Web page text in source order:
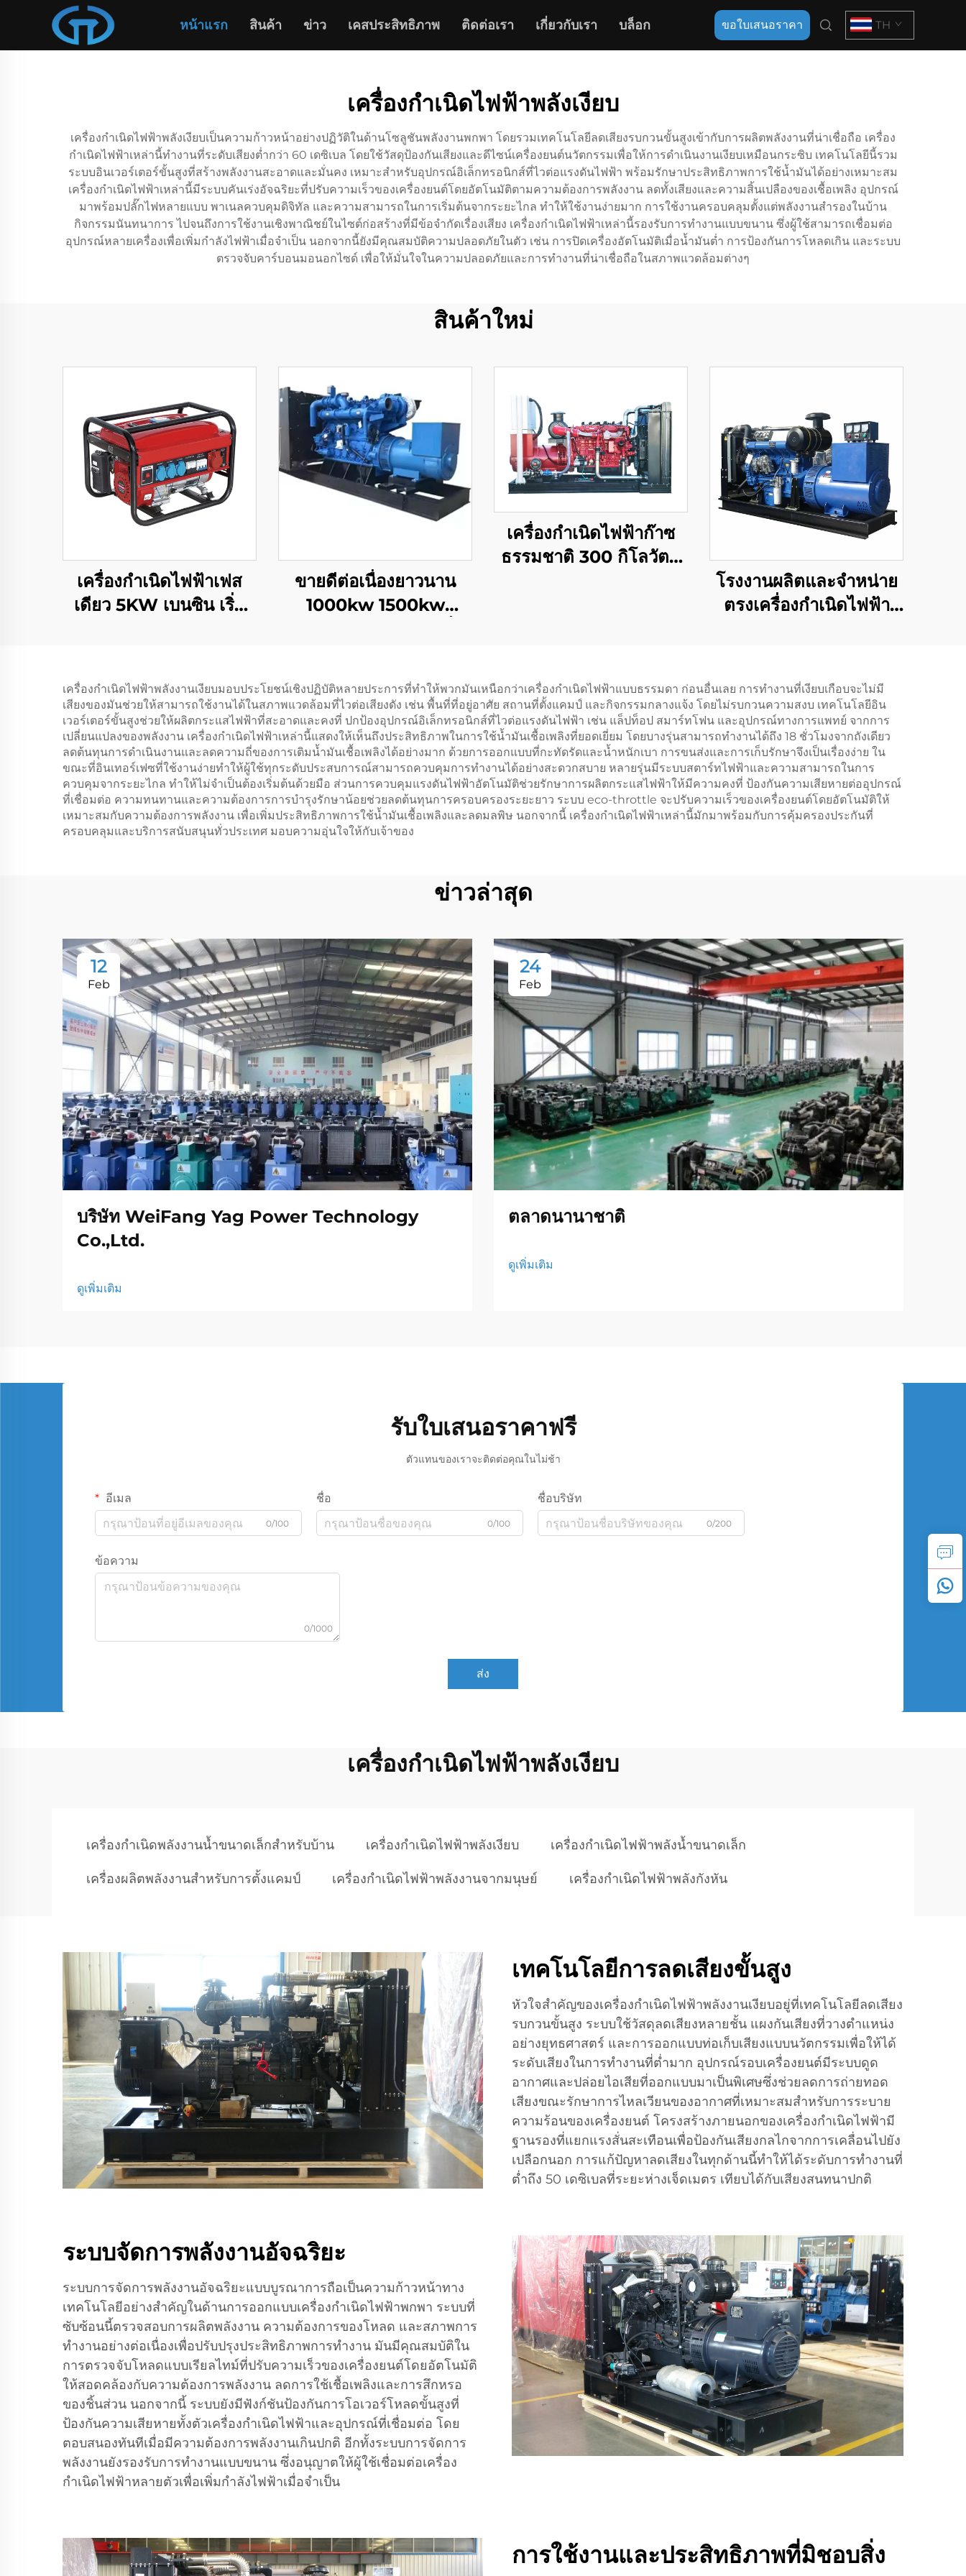
หน้าแรก สินค้า ข่าว เคสประสิทธิภาพ ติดต่อเรา เกี่ยวกับเรา บล็อก ขอใบเสนอราคา TH
เครื่องกำเนิดไฟฟ้าพลังเงียบ
เครื่องกำเนิดไฟฟ้าพลังเงียบเป็นความก้าวหน้าอย่างปฏิวัติในด้านโซลูชันพลังงานพกพา โดยรวมเทคโนโลยีลดเสียงรบกวนขั้นสูงเข้ากับการผลิตพลังงานที่น่าเชื่อถือ เครื่อง
กำเนิดไฟฟ้าเหล่านี้ทำงานที่ระดับเสียงต่ำกว่า 60 เดซิเบล โดยใช้วัสดุป้องกันเสียงและดีไซน์เครื่องยนต์นวัตกรรมเพื่อให้การดำเนินงานเงียบเหมือนกระซิบ เทคโนโลยีนี้รวม
ระบบอินเวอร์เตอร์ขั้นสูงที่สร้างพลังงานสะอาดและมั่นคง เหมาะสำหรับอุปกรณ์อิเล็กทรอนิกส์ที่ไวต่อแรงดันไฟฟ้า พร้อมรักษาประสิทธิภาพการใช้น้ำมันได้อย่างเหมาะสม
เครื่องกำเนิดไฟฟ้าเหล่านี้มีระบบคันเร่งอัจฉริยะที่ปรับความเร็วของเครื่องยนต์โดยอัตโนมัติตามความต้องการพลังงาน ลดทั้งเสียงและความสิ้นเปลืองของเชื้อเพลิง อุปกรณ์
มาพร้อมปลั๊กไฟหลายแบบ พาเนลควบคุมดิจิทัล และความสามารถในการเริ่มต้นจากระยะไกล ทำให้ใช้งานง่ายมาก การใช้งานครอบคลุมตั้งแต่พลังงานสำรองในบ้าน
กิจกรรมนันทนาการ ไปจนถึงการใช้งานเชิงพาณิชย์ในไซต์ก่อสร้างที่มีข้อจำกัดเรื่องเสียง เครื่องกำเนิดไฟฟ้าเหล่านี้รองรับการทำงานแบบขนาน ซึ่งผู้ใช้สามารถเชื่อมต่อ
อุปกรณ์หลายเครื่องเพื่อเพิ่มกำลังไฟฟ้าเมื่อจำเป็น นอกจากนี้ยังมีคุณสมบัติความปลอดภัยในตัว เช่น การปิดเครื่องอัตโนมัติเมื่อน้ำมันต่ำ การป้องกันการโหลดเกิน และระบบ
ตรวจจับคาร์บอนมอนอกไซด์ เพื่อให้มั่นใจในความปลอดภัยและการทำงานที่น่าเชื่อถือในสภาพแวดล้อมต่างๆ
สินค้าใหม่
เครื่องกำเนิดไฟฟ้าเฟส
เดียว 5KW เบนซิน เริ่ม
อากาศ กำลังไฟ 650W
ใช้งานภายในบ้านและ
กลางแจ้ง ความถี่อัตโนมัติ
50HZ/60HZ
ขายดีต่อเนื่องยาวนาน
1000kw 1500kw
ธรรมชาติ
เครื่องกำเนิดไฟฟ้าก๊าซ
ธรรมชาติ 300 กิโลวัตต์
โรงงานผลิตและจำหน่าย
ตรงเครื่องกำเนิดไฟฟ้า
เครื่องกำเนิดไฟฟ้าพลังงานเงียบมอบประโยชน์เชิงปฏิบัติหลายประการที่ทำให้พวกมันเหนือกว่าเครื่องกำเนิดไฟฟ้าแบบธรรมดา ก่อนอื่นเลย การทำงานที่เงียบเกือบจะไม่มี
เสียงของมันช่วยให้สามารถใช้งานได้ในสภาพแวดล้อมที่ไวต่อเสียงดัง เช่น พื้นที่ที่อยู่อาศัย สถานที่ตั้งแคมป์ และกิจกรรมกลางแจ้ง โดยไม่รบกวนความสงบ เทคโนโลยีอิน
เวอร์เตอร์ขั้นสูงช่วยให้ผลิตกระแสไฟฟ้าที่สะอาดและคงที่ ปกป้องอุปกรณ์อิเล็กทรอนิกส์ที่ไวต่อแรงดันไฟฟ้า เช่น แล็ปท็อป สมาร์ทโฟน และอุปกรณ์ทางการแพทย์ จากการ
เปลี่ยนแปลงของพลังงาน เครื่องกำเนิดไฟฟ้าเหล่านี้แสดงให้เห็นถึงประสิทธิภาพในการใช้น้ำมันเชื้อเพลิงที่ยอดเยี่ยม โดยบางรุ่นสามารถทำงานได้ถึง 18 ชั่วโมงจากถังเดียว
ลดต้นทุนการดำเนินงานและลดความถี่ของการเติมน้ำมันเชื้อเพลิงได้อย่างมาก ด้วยการออกแบบที่กะทัดรัดและน้ำหนักเบา การขนส่งและการเก็บรักษาจึงเป็นเรื่องง่าย ใน
ขณะที่อินเทอร์เฟซที่ใช้งานง่ายทำให้ผู้ใช้ทุกระดับประสบการณ์สามารถควบคุมการทำงานได้อย่างสะดวกสบาย หลายรุ่นมีระบบสตาร์ทไฟฟ้าและความสามารถในการ
ควบคุมจากระยะไกล ทำให้ไม่จำเป็นต้องเริ่มต้นด้วยมือ ส่วนการควบคุมแรงดันไฟฟ้าอัตโนมัติช่วยรักษาการผลิตกระแสไฟฟ้าให้มีความคงที่ ป้องกันความเสียหายต่ออุปกรณ์
ที่เชื่อมต่อ ความทนทานและความต้องการการบำรุงรักษาน้อยช่วยลดต้นทุนการครอบครองระยะยาว ระบบ eco-throttle จะปรับความเร็วของเครื่องยนต์โดยอัตโนมัติให้
เหมาะสมกับความต้องการพลังงาน เพื่อเพิ่มประสิทธิภาพการใช้น้ำมันเชื้อเพลิงและลดมลพิษ นอกจากนี้ เครื่องกำเนิดไฟฟ้าเหล่านี้มักมาพร้อมกับการคุ้มครองประกันที่
ครอบคลุมและบริการสนับสนุนทั่วประเทศ มอบความอุ่นใจให้กับเจ้าของ
ข่าวล่าสุด
12
Feb
บริษัท WeiFang Yag Power Technology
Co.,Ltd.
ดูเพิ่มเติม
24
Feb
ตลาดนานาชาติ
ดูเพิ่มเติม
รับใบเสนอราคาฟรี
ตัวแทนของเราจะติดต่อคุณในไม่ช้า
อีเมล
0/100
ชื่อ
0/100
ชื่อบริษัท
0/200
ข้อความ
0/1000
ส่ง
เครื่องกำเนิดไฟฟ้าพลังเงียบ
เครื่องกำเนิดพลังงานน้ำขนาดเล็กสำหรับบ้าน เครื่องกำเนิดไฟฟ้าพลังเงียบ เครื่องกำเนิดไฟฟ้าพลังน้ำขนาดเล็ก
เครื่องผลิตพลังงานสําหรับการตั้งแคมป์ เครื่องกำเนิดไฟฟ้าพลังงานจากมนุษย์ เครื่องกำเนิดไฟฟ้าพลังกังหัน
เทคโนโลยีการลดเสียงขั้นสูง
หัวใจสำคัญของเครื่องกำเนิดไฟฟ้าพลังงานเงียบอยู่ที่เทคโนโลยีลดเสียง
รบกวนขั้นสูง ระบบใช้วัสดุลดเสียงหลายชั้น แผงกันเสียงที่วางตำแหน่ง
อย่างยุทธศาสตร์ และการออกแบบท่อเก็บเสียงแบบนวัตกรรมเพื่อให้ได้
ระดับเสียงในการทำงานที่ต่ำมาก อุปกรณ์รอบเครื่องยนต์มีระบบดูด
อากาศและปล่อยไอเสียที่ออกแบบมาเป็นพิเศษซึ่งช่วยลดการถ่ายทอด
เสียงขณะรักษาการไหลเวียนของอากาศที่เหมาะสมสำหรับการระบาย
ความร้อนของเครื่องยนต์ โครงสร้างภายนอกของเครื่องกำเนิดไฟฟ้ามี
ฐานรองที่แยกแรงสั่นสะเทือนเพื่อป้องกันเสียงกลไกจากการเคลื่อนไปยัง
เปลือกนอก การแก้ปัญหาลดเสียงในทุกด้านนี้ทำให้ได้ระดับการทำงานที่
ต่ำถึง 50 เดซิเบลที่ระยะห่างเจ็ดเมตร เทียบได้กับเสียงสนทนาปกติ
ระบบจัดการพลังงานอัจฉริยะ
ระบบการจัดการพลังงานอัจฉริยะแบบบูรณาการถือเป็นความก้าวหน้าทาง
เทคโนโลยีอย่างสำคัญในด้านการออกแบบเครื่องกำเนิดไฟฟ้าพกพา ระบบที่
ซับซ้อนนี้ตรวจสอบการผลิตพลังงาน ความต้องการของโหลด และสภาพการ
ทำงานอย่างต่อเนื่องเพื่อปรับปรุงประสิทธิภาพการทำงาน มันมีคุณสมบัติใน
การตรวจจับโหลดแบบเรียลไทม์ที่ปรับความเร็วของเครื่องยนต์โดยอัตโนมัติ
ให้สอดคล้องกับความต้องการพลังงาน ลดการใช้เชื้อเพลิงและการสึกหรอ
ของชิ้นส่วน นอกจากนี้ ระบบยังมีฟังก์ชันป้องกันการโอเวอร์โหลดขั้นสูงที่
ป้องกันความเสียหายทั้งตัวเครื่องกำเนิดไฟฟ้าและอุปกรณ์ที่เชื่อมต่อ โดย
ตอบสนองทันทีเมื่อมีความต้องการพลังงานเกินปกติ อีกทั้งระบบการจัดการ
พลังงานยังรองรับการทำงานแบบขนาน ซึ่งอนุญาตให้ผู้ใช้เชื่อมต่อเครื่อง
กำเนิดไฟฟ้าหลายตัวเพื่อเพิ่มกำลังไฟฟ้าเมื่อจำเป็น
การใช้งานและประสิทธิภาพที่มิชอบสิ่ง